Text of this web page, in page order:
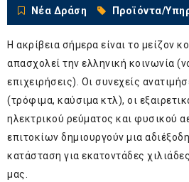
Νέα Δράση Προϊόντα/
Η ακρίβεια σήμερα είναι το μείζον
απασχολεί την ελληνική κοινωνία
επιχειρήσεις). Οι συνεχείς
(τρόφιμα, καύσιμα κτλ), οι
ηλεκτρικού ρεύματος και φυσικού
επιτοκίων δημιουργούν μια
κατάσταση για εκατοντάδες
μας.